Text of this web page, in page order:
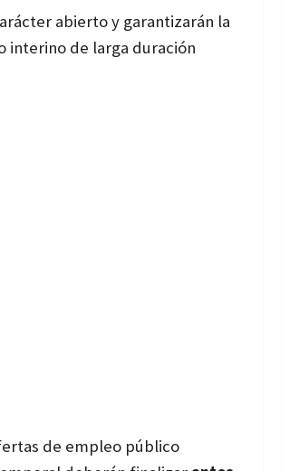
abierto y garantizarán la
interino de larga duración
de empleo público